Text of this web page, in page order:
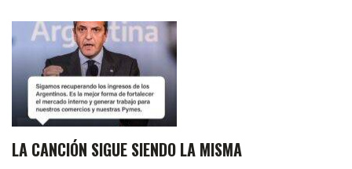
LA CANCIÓN SIGUE SIENDO LA MISMA